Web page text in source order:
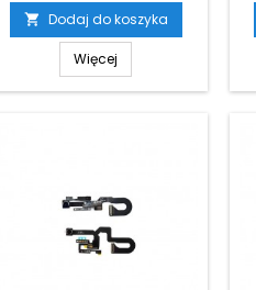
 Dodaj do koszyka
Więcej